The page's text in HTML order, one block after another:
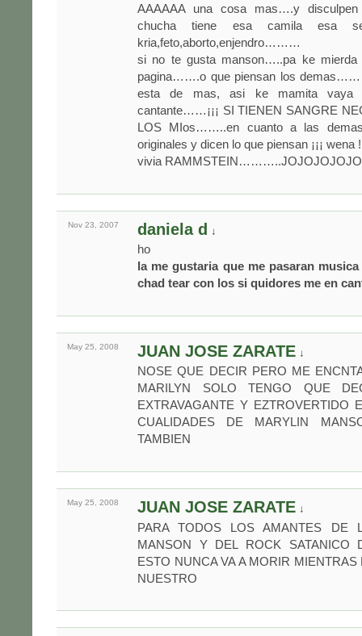
AAAAAA una cosa mas….y
chucha tiene esa camila esa
kria,feto,aborto,enjendro………
si no te gusta manson…..pa ke
pagina…….o que piensan los
esta de mas, asi ke mamita
cantante……¡¡¡ SI TIENEN SANGRE
LOS MIos……..en cuanto a las
originales y dicen lo que piensan ¡¡¡ wena
vivia
Nov 23, 2007 daniela d ↓
ho
la me gustaria que me pasaran
chad tear con los si quidores me en
May 25, 2008 JUAN JOSE ZARATE ↓
NOSE QUE DECIR PERO ME
MARILYN SOLO TENGO QUE
EXTRAVAGANTE Y EZTROVERTIDO
CUALIDADES DE MARYLIN
TAMBIEN
May 25, 2008 JUAN JOSE ZARATE ↓
PARA TODOS LOS AMANTES DE
MANSON Y DEL ROCK SATANICO
ESTO NUNCA VA A MORIR
NUESTRO